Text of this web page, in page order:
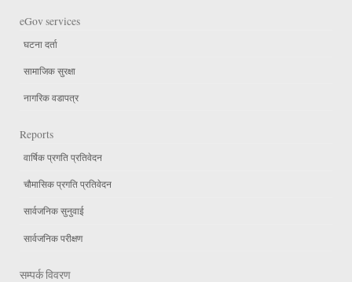
eGov services
घटना दर्ता
सामाजिक सुरक्षा
नागरिक वडापत्र
Reports
वार्षिक प्रगति प्रतिवेदन
चौमासिक प्रगति प्रतिवेदन
सार्वजनिक सुनुवाई
सार्वजनिक परीक्षण
सम्पर्क विवरण